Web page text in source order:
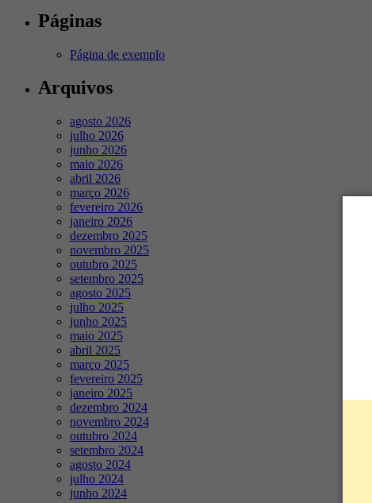
Páginas
Página de exemplo
Arquivos
agosto 2026
julho 2026
junho 2026
maio 2026
abril 2026
março 2026
fevereiro 2026
janeiro 2026
dezembro 2025
novembro 2025
outubro 2025
setembro 2025
agosto 2025
julho 2025
junho 2025
maio 2025
abril 2025
março 2025
fevereiro 2025
janeiro 2025
dezembro 2024
novembro 2024
outubro 2024
setembro 2024
agosto 2024
julho 2024
junho 2024